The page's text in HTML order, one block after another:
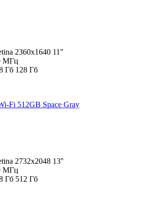
2360x1640 11"
МГц
Гб 128 Гб
Fi 512GB Space Gray
2732x2048 13''
МГц
Гб 512 Гб